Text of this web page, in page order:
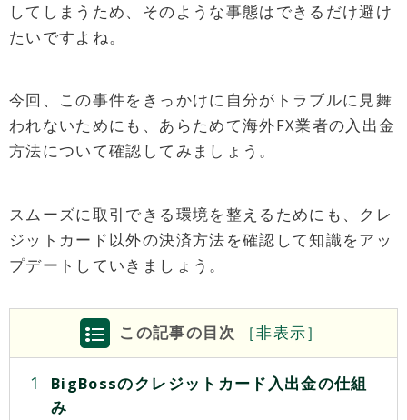
してしまうため、そのような事態はできるだけ避け
たいですよね。
今回、この事件をきっかけに自分がトラブルに見舞
われないためにも、あらためて海外FX業者の入出金
方法について確認してみましょう。
スムーズに取引できる環境を整えるためにも、クレ
ジットカード以外の決済方法を確認して知識をアッ
プデートしていきましょう。
この記事の目次 ［非表示］
BigBossのクレジットカード入出金の仕組
み